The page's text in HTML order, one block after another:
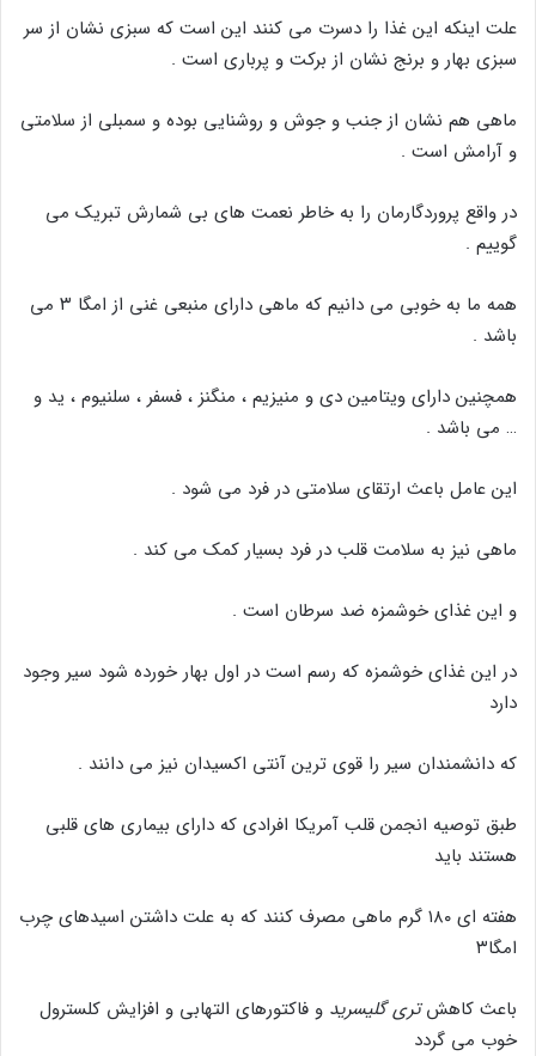
علت اینکه این غذا را دسرت می کنند این است که سبزی نشان از سر
سبزی بهار و برنج نشان از برکت و پرباری است .
ماهی هم نشان از جنب و جوش و روشنایی بوده و سمبلی از سلامتی
و آرامش است .
در واقع پروردگارمان را به خاطر نعمت های بی شمارش تبریک می
گوییم .
همه ما به خوبی می دانیم که ماهی دارای منبعی غنی از امگا ۳ می
باشد .
همچنین دارای ویتامین دی و منیزیم ، منگنز ، فسفر ، سلنیوم ، ید و
… می باشد .
این عامل باعث ارتقای سلامتی در فرد می شود .
ماهی نیز به سلامت قلب در فرد بسیار کمک می کند .
و این غذای خوشمزه ضد سرطان است .
در این غذای خوشمزه که رسم است در اول بهار خورده شود سیر وجود
دارد
که دانشمندان سیر را قوی ترین آنتی اکسیدان نیز می دانند .
طبق توصیه انجمن قلب آمریکا افرادی که دارای بیماری های قلبی
هستند باید
هفته ای ۱۸۰ گرم ماهی مصرف کنند که به علت داشتن اسیدهای چرب
امگا۳
باعث کاهشتری گلیسرید و فاکتورهای التهابی و افزایش کلسترول
خوب می گردد